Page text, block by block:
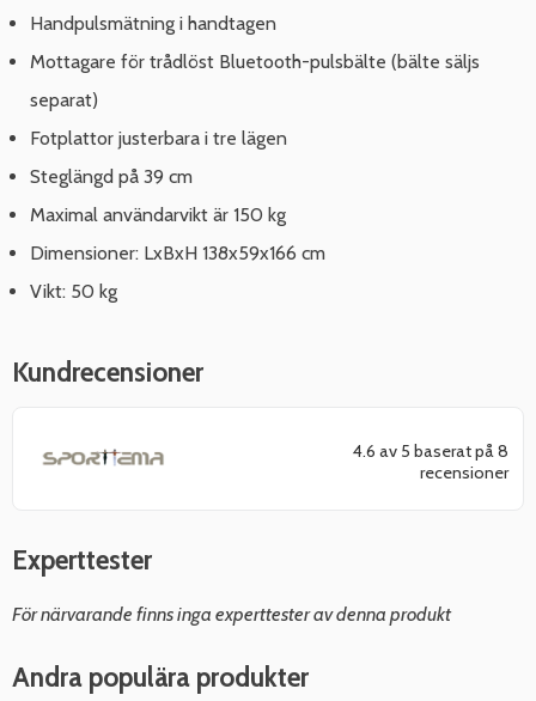
Handpulsmätning i handtagen
Mottagare för trådlöst Bluetooth-pulsbälte (bälte säljs
separat)
Fotplattor justerbara i tre lägen
Steglängd på 39 cm
Maximal användarvikt är 150 kg
Dimensioner: LxBxH 138x59x166 cm
Vikt: 50 kg
Kundrecensioner
4.6 av 5 baserat på 8
recensioner
Experttester
För närvarande finns inga experttester av denna produkt
Andra populära produkter